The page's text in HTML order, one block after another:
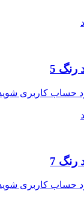
5
حساب کاربری
7
حساب کاربری